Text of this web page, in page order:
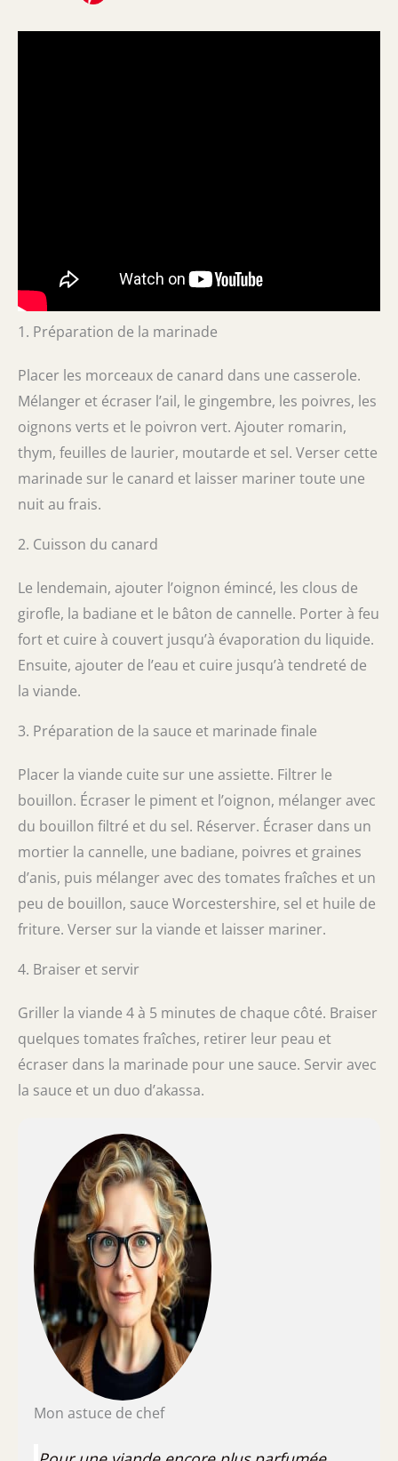
1. Préparation de la marinade
Placer les morceaux de canard dans une casserole.
Mélanger et écraser l’ail, le gingembre, les poivres, les
oignons verts et le poivron vert. Ajouter romarin,
thym, feuilles de laurier, moutarde et sel. Verser cette
marinade sur le canard et laisser mariner toute une
nuit au frais.
2. Cuisson du canard
Le lendemain, ajouter l’oignon émincé, les clous de
girofle, la badiane et le bâton de cannelle. Porter à feu
fort et cuire à couvert jusqu’à évaporation du liquide.
Ensuite, ajouter de l’eau et cuire jusqu’à tendreté de
la viande.
3. Préparation de la sauce et marinade finale
Placer la viande cuite sur une assiette. Filtrer le
bouillon. Écraser le piment et l’oignon, mélanger avec
du bouillon filtré et du sel. Réserver. Écraser dans un
mortier la cannelle, une badiane, poivres et graines
d’anis, puis mélanger avec des tomates fraîches et un
peu de bouillon, sauce Worcestershire, sel et huile de
friture. Verser sur la viande et laisser mariner.
4. Braiser et servir
Griller la viande 4 à 5 minutes de chaque côté. Braiser
quelques tomates fraîches, retirer leur peau et
écraser dans la marinade pour une sauce. Servir avec
la sauce et un duo d’akassa.
Mon astuce de chef